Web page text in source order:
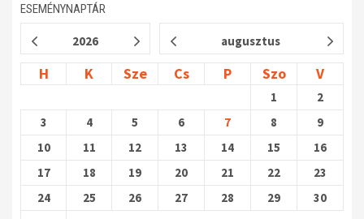
ESEMÉNYNAPTÁR
2026 augusztus
H K Sze Cs P Szo V
1
2
3
4 5 6 7 8
9
10
11 12 13 14 15
16
17
18 19 20 21 22
23
24
25 26 27 28 29
30